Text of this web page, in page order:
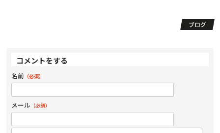
ブログ
コメントをする
名前 （必須）
メール （必須）